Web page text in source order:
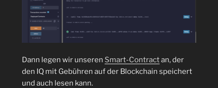
Dann legen wir unseren Smart-Contractan, der
den IQ mit Gebühren auf der Blockchain speichert
und auch lesen kann.